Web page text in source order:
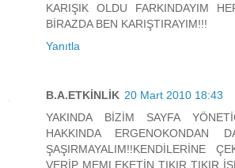
KARIŞIK OLDU FARKINDAYIM
BİRAZDA BEN KARIŞTIRAYIM!!!
Yanıtla
B.A.ETKİNLİK 20 Mart 2010 18:43
YAKINDA BİZİM SAYFA
HAKKINDA ERGENOKONDAN
ŞAŞIRMAYALIM!!KENDİLERİNE
VERİP MEMLEKETİN TIKIR TIKIR